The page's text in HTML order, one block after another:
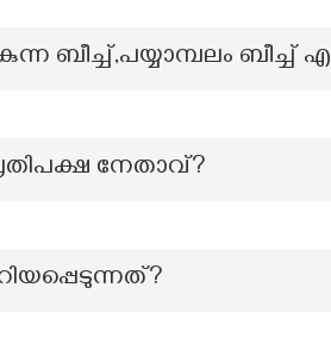
ബീച്ച്,പയ്യാമ്പലം
നേതാവ്?